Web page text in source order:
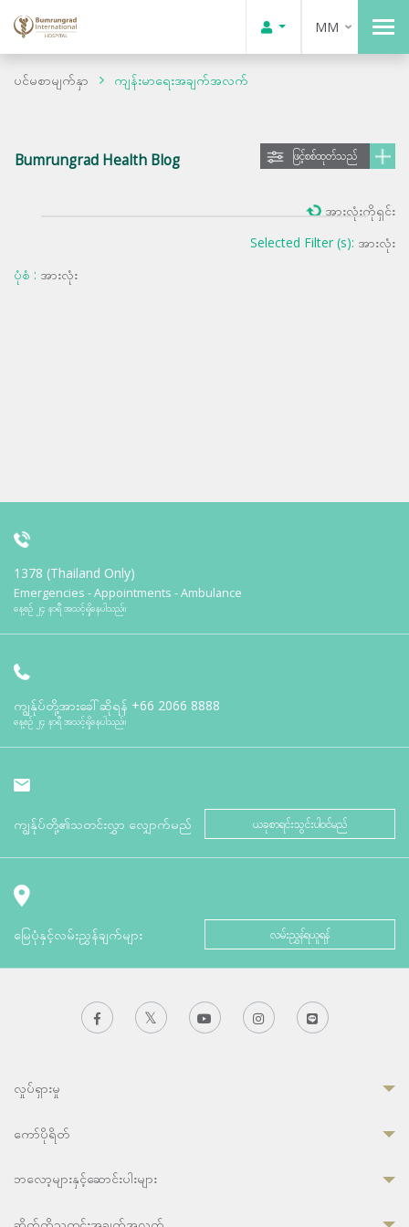
MM
ပင်မစာမျက်နှာ ကျန်းမာရေးအချက်အလက်
Bumrungrad Health Blog ဖြင့်စစ်ထုတ်သည်
Selected Filter (s): အားလုံး
ပုံစံ : အားလုံး
အားလုံးကိုရှင်း
1378 (Thailand Only)
Emergencies - Appointments - Ambulance
နေ့စဉ် ၂၄ နာရီ အသင့်ရှိနေပါသည်။
ကျွန်ုပ်တို့အားခေါ်ဆိုရန် +66 2066 8888
နေ့စဉ် ၂၄ နာရီ အသင့်ရှိနေပါသည်။
ကျွန်ုပ်တို့၏သတင်းလွှာ လျှောက်မည် ယခုစာရင်းသွင်းပါဝင်မည်
မြေပုံနှင့်လမ်းညွှန်ချက်များ လမ်းညွှန်ရယူရန်
လှုပ်ရှားမှု
ကော်ပိုရိတ်
ဘလော့များနှင့်ဆောင်းပါးများ